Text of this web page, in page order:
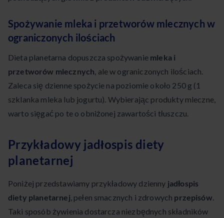
Spożywanie mleka i przetworów mlecznych w
ograniczonych ilościach
Dieta planetarna dopuszcza spożywanie mleka i
przetworów mlecznych, ale w ograniczonych ilościach.
Zaleca się dzienne spożycie na poziomie około 250 g (1
szklanka mleka lub jogurtu). Wybierając produkty mleczne,
warto sięgać po te o obniżonej zawartości tłuszczu.
Przykładowy jadłospis diety
planetarnej
Poniżej przedstawiamy przykładowy dzienny jadłospis
diety planetarnej, pełen smacznych i zdrowych przepisów.
Taki sposób żywienia dostarcza niezbędnych składników